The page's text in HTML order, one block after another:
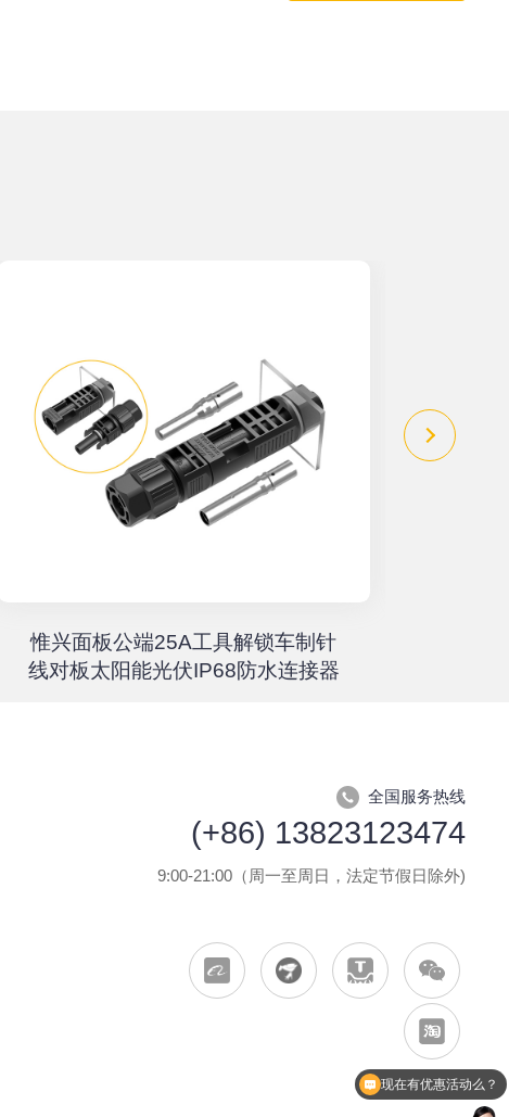
惟兴面板公端25A工具解锁车制针
线对板太阳能光伏IP68防水连接器
全国服务热线
(+86) 13823123474
9:00-21:00（周一至周日，法定节假日除外)
现在有优惠活动么？